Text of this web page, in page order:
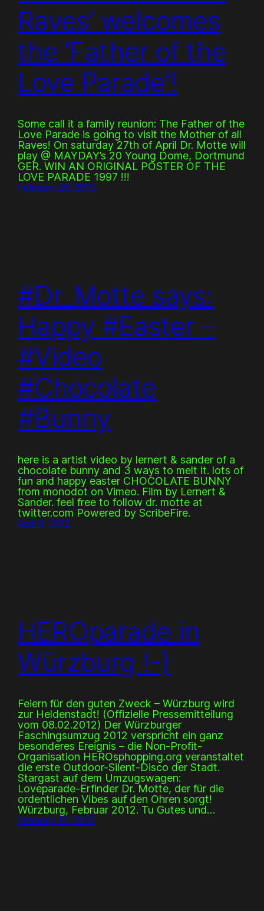
Raves’ welcomes
the ‘Father of the
Love Parade’!
Some call it a family reunion: The Father of the
Love Parade is going to visit the Mother of all
Raves! On saturday 27th of April Dr. Motte will
play @ MAYDAY’s 20 Young Dome, Dortmund
GER. WIN AN ORIGINAL POSTER OF THE
LOVE PARADE 1997 !!!
February 26, 2013
#Dr_Motte says:
Happy #Easter –
#Video
#Chocolate
#Bunny
here is a artist video by lernert & sander of a
chocolate bunny and 3 ways to melt it. lots of
fun and happy easter CHOCOLATE BUNNY
from monodot on Vimeo. Film by Lernert &
Sander. feel free to follow dr. motte at
twitter.com Powered by ScribeFire.
April 9, 2012
HEROparade in
Würzburg !-)
Feiern für den guten Zweck – Würzburg wird
zur Heldenstadt! (Offizielle Pressemitteilung
vom 08.02.2012) Der Würzburger
Faschingsumzug 2012 verspricht ein ganz
besonderes Ereignis – die Non-Profit-
Organisation HEROsphopping.org veranstaltet
die erste Outdoor-Silent-Disco der Stadt.
Stargast auf dem Umzugswagen:
Loveparade-Erfinder Dr. Motte, der für die
ordentlichen Vibes auf den Ohren sorgt!
Würzburg, Februar 2012. Tu Gutes und…
February 10, 2012